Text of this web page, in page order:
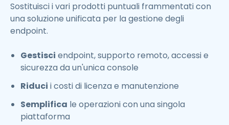
Sostituisci i vari prodotti puntuali frammentati con
una soluzione unificata per la gestione degli
endpoint.
Gestisci endpoint, supporto remoto, accessi e
sicurezza da un'unica console
Riduci i costi di licenza e manutenzione
Semplifica le operazioni con una singola
piattaforma